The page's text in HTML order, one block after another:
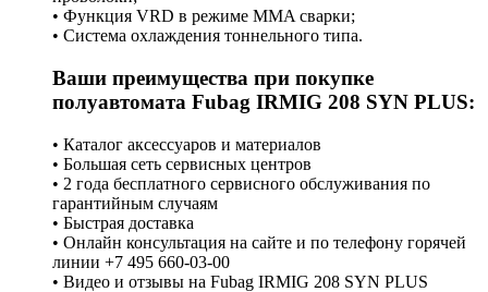
• Функция VRD в режиме MMA сварки;
• Система охлаждения тоннельного типа.
Ваши преимущества при покупке
полуавтомата Fubag IRMIG 208 SYN PLUS:
• Каталог аксессуаров и материалов
• Большая сеть сервисных центров
• 2 года бесплатного сервисного обслуживания по
гарантийным случаям
• Быстрая доставка
• Онлайн консультация на сайте и по телефону горячей
линии +7 495 660-03-00
• Видео и отзывы на Fubag IRMIG 208 SYN PLUS